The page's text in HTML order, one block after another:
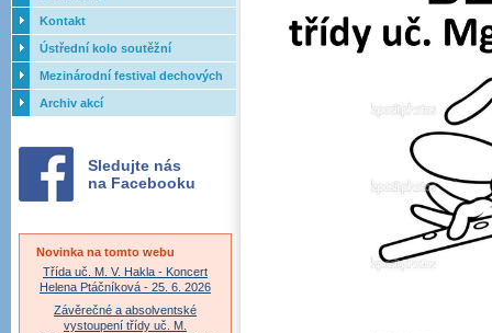
Kontakt
Ústřední kolo soutěžní
přehlídky dechových orchestrů
ZUŠ - 2017
Mezinárodní festival dechových
orchestrů - Letovice
Archiv akcí
Sledujte nás
na Facebooku
Novinka na tomto webu
Třída uč. M. V. Hakla - Koncert
Helena Ptáčníková - 25. 6. 2026
Závěrečné a absolventské
vystoupení třídy uč. M.